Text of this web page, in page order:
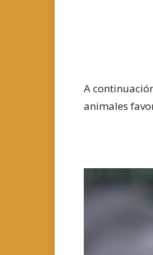
A
animales